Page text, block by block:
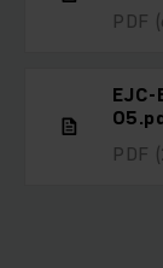
PDF
PDF